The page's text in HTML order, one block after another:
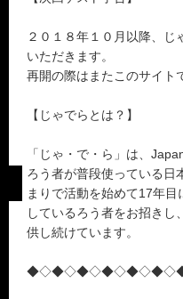
２０１８年１０月以降、じ
いただきます。
再開の際はまたこのサイト
【じゃでらとは？】
「じゃ・で・ら」は、
ろう者が普段使っている日
まりで活動を始めて17年
しているろう者をお招きし
供し続けています。